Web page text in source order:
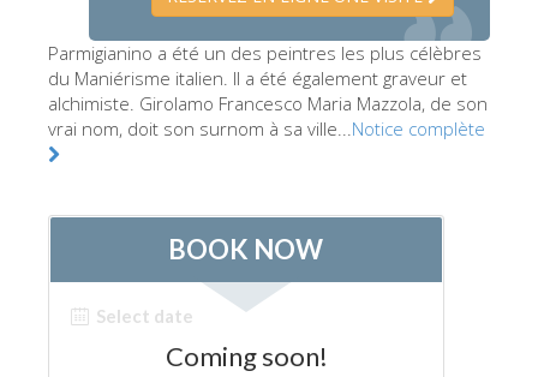
Le Musée national du Bargello
Galerie de l'Académie
La Galerie Palatine
Le Musée de San Marco
Musée Archéologique
Opificio delle Pietre Dure
Le Musée Galilée
Parmigianino a été un des peintres les plus célèbres
du Maniérisme italien. Il a été également graveur et
alchimiste. Girolamo Francesco Maria Mazzola, de son
vrai nom, doit son surnom à sa ville...Notice complète